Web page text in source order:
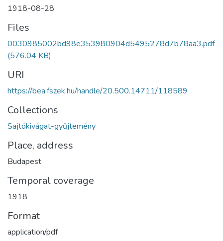
1918-08-28
Files
0030985002bd98e353980904d5495278d7b78aa3.pdf
(576.04 KB)
URI
https://bea.fszek.hu/handle/20.500.14711/118589
Collections
Sajtókivágat-gyűjtemény
Place, address
Budapest
Temporal coverage
1918
Format
application/pdf